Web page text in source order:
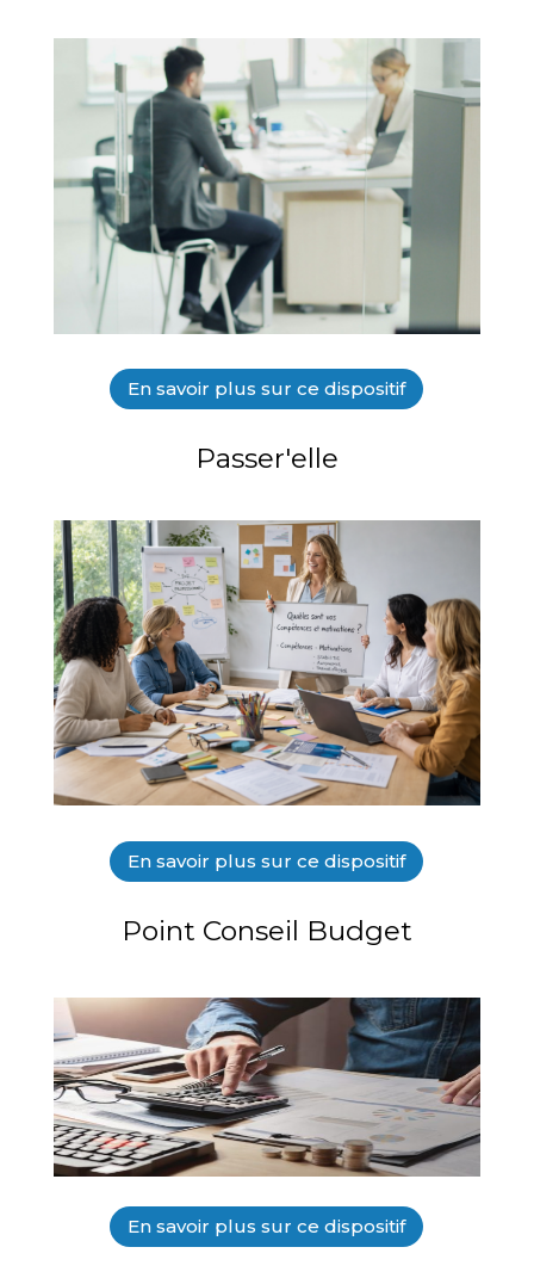
En savoir plus sur ce dispositif
Passer'elle
En savoir plus sur ce dispositif
Point Conseil Budget
En savoir plus sur ce dispositif